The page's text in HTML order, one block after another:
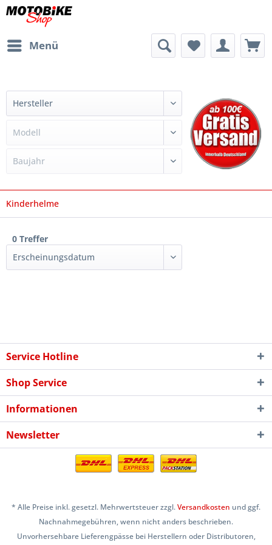
Menü
Kinderhelme
0 Treffer
Service Hotline
Shop Service
Informationen
Newsletter
* Alle Preise inkl. gesetzl. Mehrwertsteuer zzgl.Versandkosten und ggf.
Nachnahmegebühren, wenn nicht anders beschrieben.
Unvorhersehbare Lieferengpässe bei Herstellern oder Distributoren,